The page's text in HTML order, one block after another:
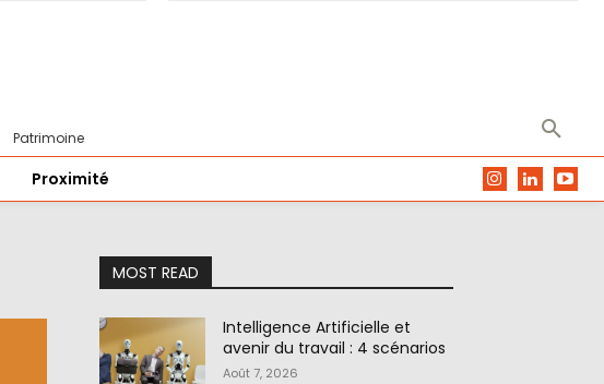
Patrimoine
Proximité
MOST READ
Intelligence Artificielle et
avenir du travail : 4 scénarios
Août 7, 2026